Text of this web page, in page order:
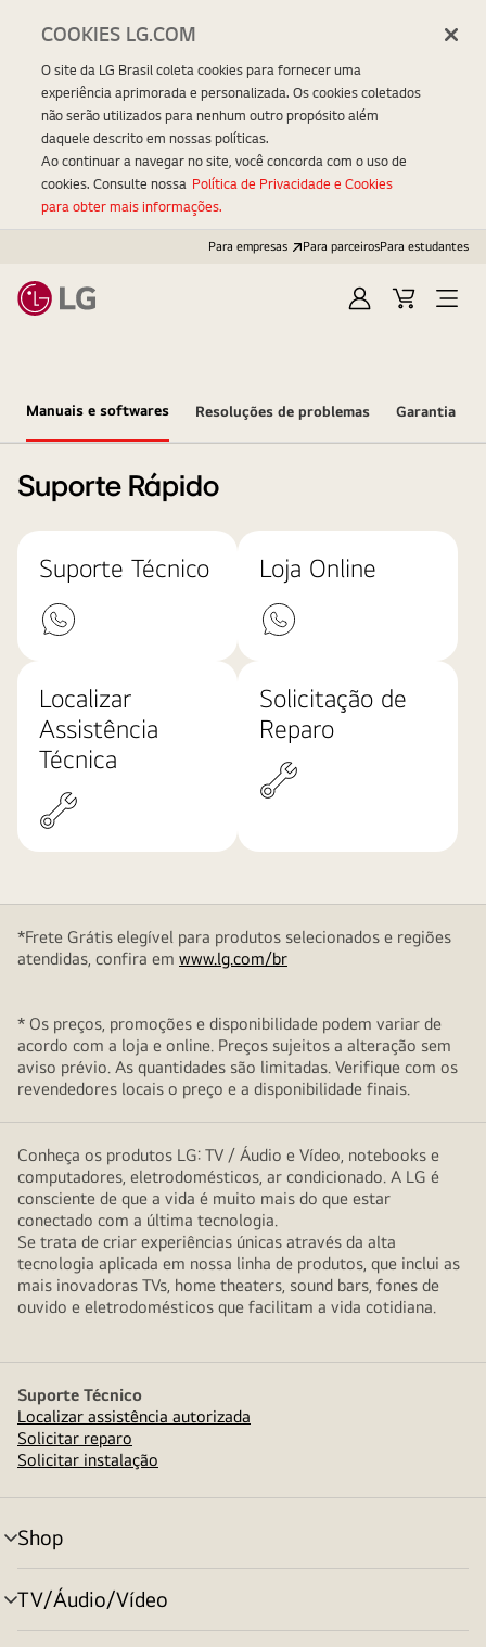
Para empresas Para parceirosPara estudantes
EntrarCarrinhoOpen
Manuais e softwares Resoluções de problemas Garantia
Suporte Rápido
Suporte Técnico Loja Online
Localizar
Assistência
Técnica
Solicitação de
Reparo
*Frete Grátis elegível para produtos selecionados e regiões
atendidas, confira em www.lg.com/br
* Os preços, promoções e disponibilidade podem variar de
acordo com a loja e online. Preços sujeitos a alteração sem
aviso prévio. As quantidades são limitadas. Verifique com os
revendedores locais o preço e a disponibilidade finais.
Conheça os produtos LG: TV / Áudio e Vídeo, notebooks e
computadores, eletrodomésticos, ar condicionado. A LG é
consciente de que a vida é muito mais do que estar
conectado com a última tecnologia.
Se trata de criar experiências únicas através da alta
tecnologia aplicada em nossa linha de produtos, que inclui as
mais inovadoras TVs, home theaters, sound bars, fones de
ouvido e eletrodomésticos que facilitam a vida cotidiana.
Suporte Técnico
Localizar assistência autorizada
Solicitar reparo
Solicitar instalação
Shop
alternar
menu
TV/Áudio/Vídeo
alternar
menu
COOKIES LG.COM
O site da LG Brasil coleta cookies para fornecer uma
experiência aprimorada e personalizada. Os cookies coletados
não serão utilizados para nenhum outro propósito além
daquele descrito em nossas políticas.
Ao continuar a navegar no site, você concorda com o uso de
cookies. Consulte nossa Política de Privacidade e Cookies
para obter mais informações.